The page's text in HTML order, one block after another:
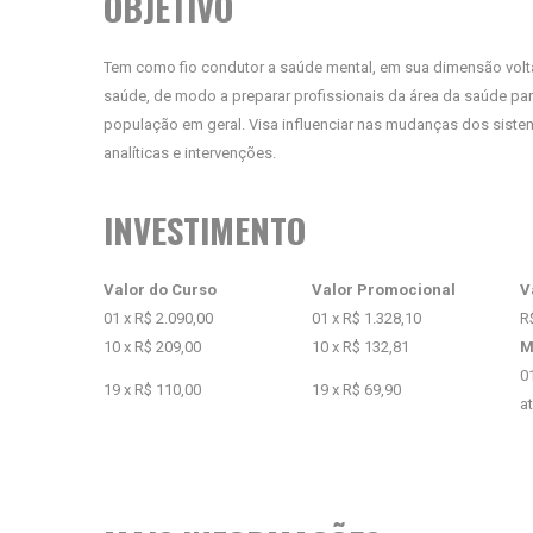
Tem como fio condutor a saúde mental, em sua dimensão
saúde, de modo a preparar profissionais da área da saúde
população em geral. Visa influenciar nas mudanças dos
analíticas e intervenções.
INVESTIMENTO
Valor do Curso Valor Promocional
01 x R$ 2.090,00
01 x R$ 1.328,10
10 x R$ 209,00
10 x R$ 132,81
19 x R$ 110,00 19 x R$ 69,90